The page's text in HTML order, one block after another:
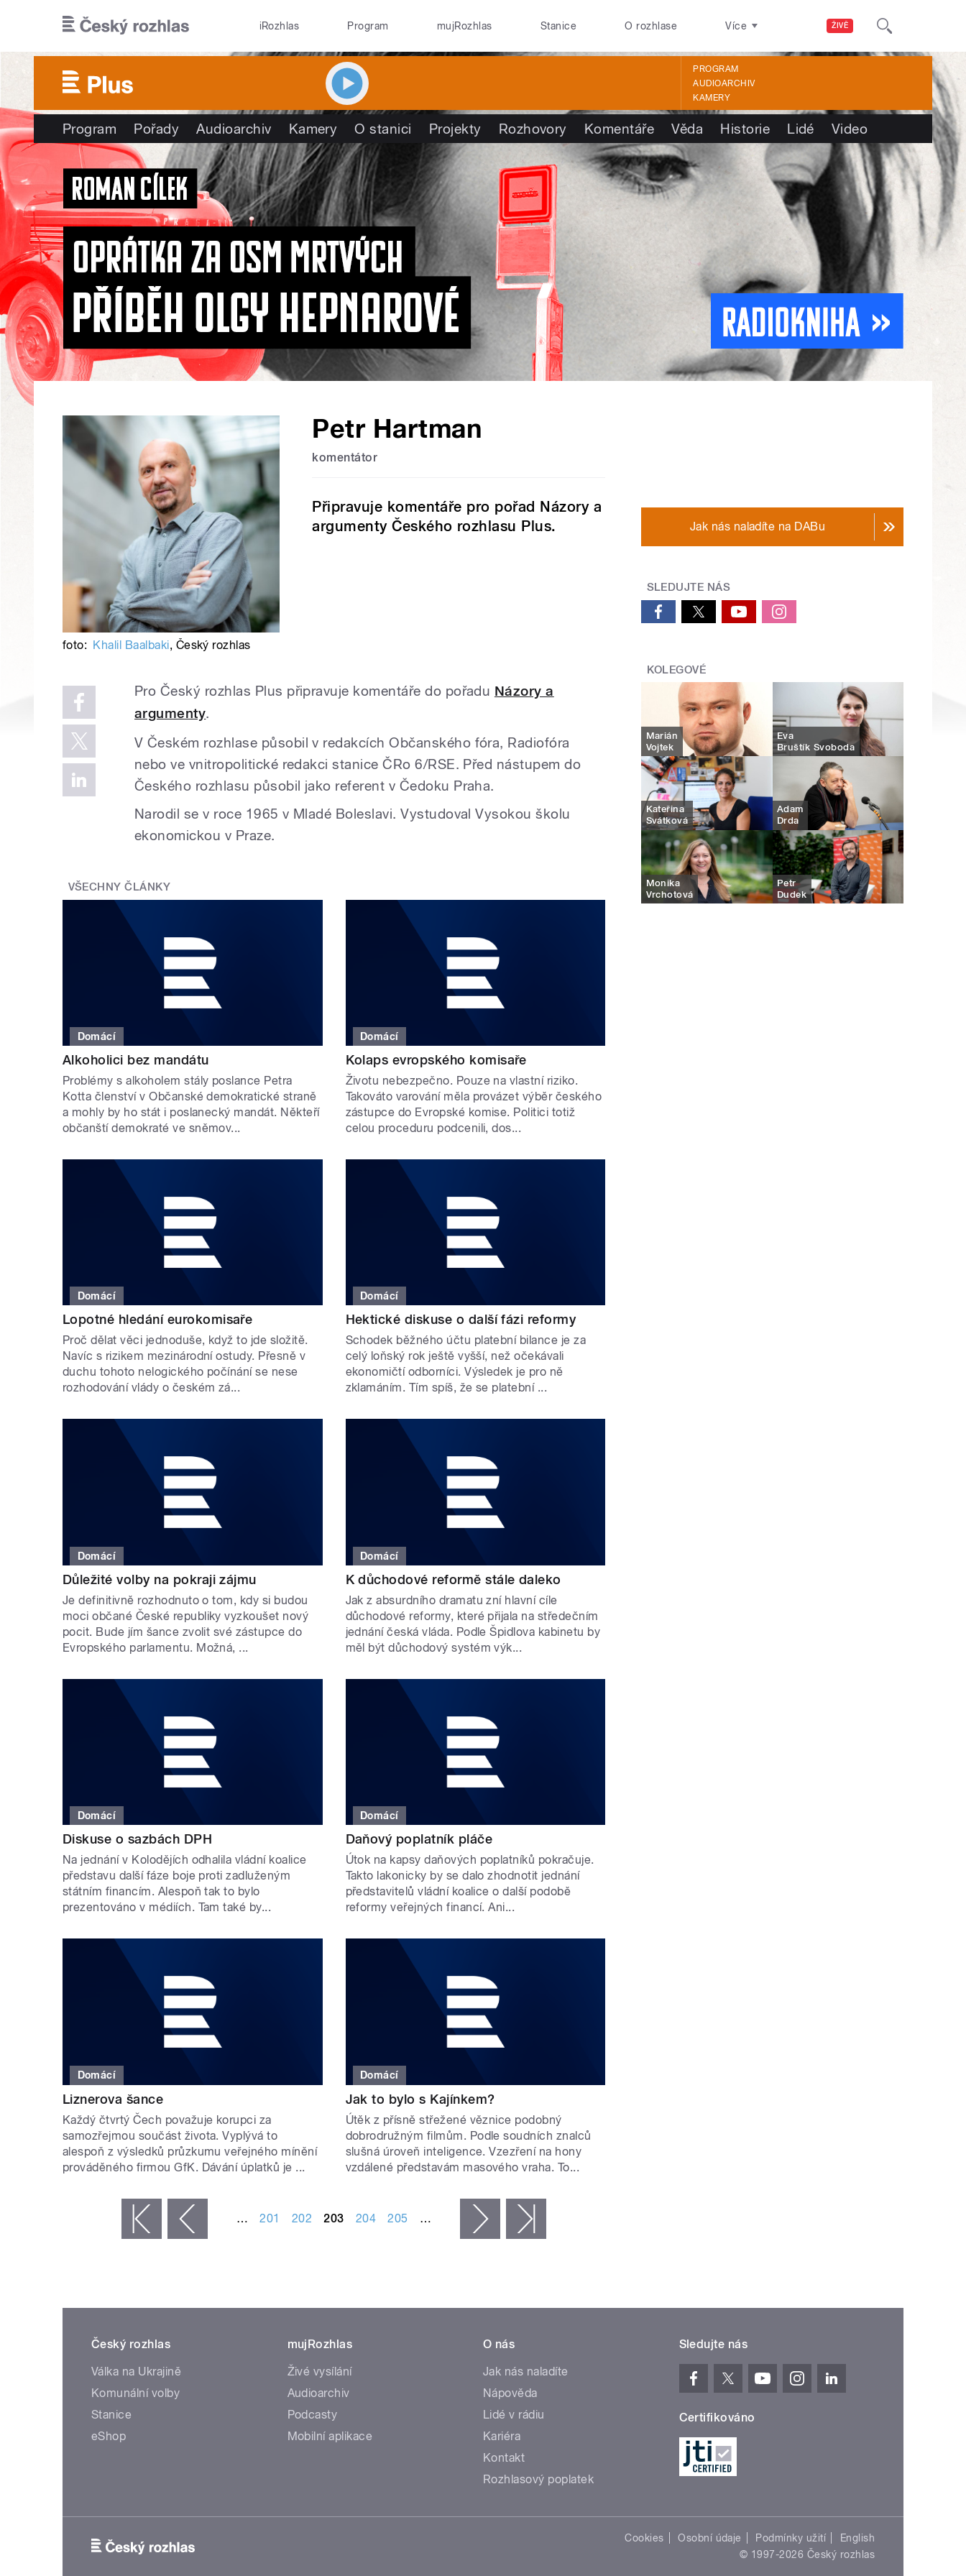
ŽIVĚ
iRozhlas Program mujRozhlas Stanice O rozhlase Více
PROGRAM
AUDIOARCHIV
KAMERY
Program Pořady Audioarchiv Kamery O stanici Projekty Rozhovory Komentáře Věda Historie Lidé Video
Petr Hartman
komentátor
Připravuje komentáře pro pořad Názory a
argumenty Českého rozhlasu Plus.
foto: Khalil Baalbaki, Český rozhlas
Pro Český rozhlas Plus připravuje komentáře do pořadu Názory a
argumenty.
V Českém rozhlase působil v redakcích Občanského fóra, Radiofóra
nebo ve vnitropolitické redakci stanice ČRo 6/RSE. Před nástupem do
Českého rozhlasu působil jako referent v Čedoku Praha.
Narodil se v roce 1965 v Mladé Boleslavi. Vystudoval Vysokou školu
ekonomickou v Praze.
VŠECHNY ČLÁNKY
Domácí
Alkoholici bez mandátu
Problémy s alkoholem stály poslance Petra
Kotta členství v Občanské demokratické straně
a mohly by ho stát i poslanecký mandát. Někteří
občanští demokraté ve sněmov...
Domácí
Kolaps evropského komisaře
Životu nebezpečno. Pouze na vlastní riziko.
Takováto varování měla provázet výběr českého
zástupce do Evropské komise. Politici totiž
celou proceduru podcenili, dos...
Domácí
Lopotné hledání eurokomisaře
Proč dělat věci jednoduše, když to jde složitě.
Navíc s rizikem mezinárodní ostudy. Přesně v
duchu tohoto nelogického počínání se nese
rozhodování vlády o českém zá...
Domácí
Hektické diskuse o další fázi reformy
Schodek běžného účtu platební bilance je za
celý loňský rok ještě vyšší, než očekávali
ekonomičtí odborníci. Výsledek je pro ně
zklamáním. Tím spíš, že se platební ...
Domácí
Důležité volby na pokraji zájmu
Je definitivně rozhodnuto o tom, kdy si budou
moci občané České republiky vyzkoušet nový
pocit. Bude jím šance zvolit své zástupce do
Evropského parlamentu. Možná, ...
Domácí
K důchodové reformě stále daleko
Jak z absurdního dramatu zní hlavní cíle
důchodové reformy, které přijala na středečním
jednání česká vláda. Podle Špidlova kabinetu by
měl být důchodový systém výk...
Domácí
Diskuse o sazbách DPH
Na jednání v Kolodějích odhalila vládní koalice
představu další fáze boje proti zadluženým
státním financím. Alespoň tak to bylo
prezentováno v médiích. Tam také by...
Domácí
Daňový poplatník pláče
Útok na kapsy daňových poplatníků pokračuje.
Takto lakonicky by se dalo zhodnotit jednání
představitelů vládní koalice o další podobě
reformy veřejných financí. Ani...
Domácí
Liznerova šance
Každý čtvrtý Čech považuje korupci za
samozřejmou součást života. Vyplývá to
alespoň z výsledků průzkumu veřejného mínění
prováděného firmou GfK. Dávání úplatků je ...
Domácí
Jak to bylo s Kajínkem?
Útěk z přísně střežené věznice podobný
dobrodružným filmům. Podle soudních znalců
slušná úroveň inteligence. Vzezření na hony
vzdálené představám masového vraha. To...
‹ předchozí … 201 202 203 204 205 … následující ›
Jak nás naladíte na DABu
SLEDUJTE NÁS
KOLEGOVÉ
Marián
Vojtek
Eva
Bruštík Svoboda
Kateřina
Svátková
Adam
Drda
Monika
Vrchotová
Petr
Dudek
Český rozhlas
Válka na Ukrajině
Komunální volby
Stanice
eShop
mujRozhlas
Živé vysílání
Audioarchiv
Podcasty
Mobilní aplikace
O nás
Jak nás naladíte
Nápověda
Lidé v rádiu
Kariéra
Kontakt
Rozhlasový poplatek
Sledujte nás
Certifikováno
Cookies Osobní údaje Podmínky užití
English
© 1997-2026 Český rozhlas